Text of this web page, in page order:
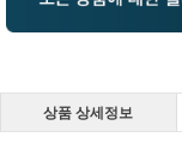
상품 상세정보